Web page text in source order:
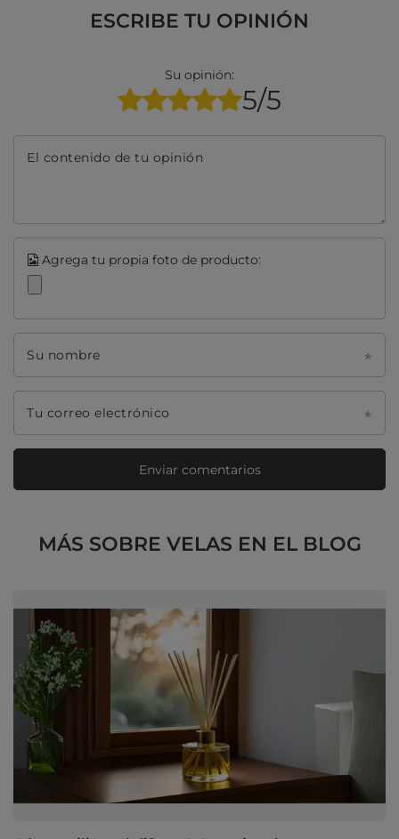
ESCRIBE TU OPINIÓN
Su opinión:
5/5
El contenido de tu opinión
Agrega tu propia foto de producto:
Su nombre
Tu correo electrónico
Enviar comentarios
MÁS SOBRE VELAS EN EL BLOG